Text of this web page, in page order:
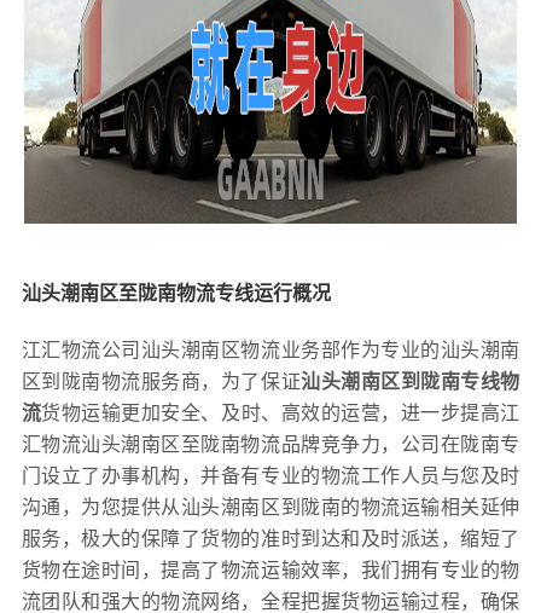
汕头潮南区至陇南物流专线运行概况
江汇物流公司汕头潮南区物流业务部作为专业的汕头潮南
区到陇南物流服务商，为了保证汕头潮南区到陇南专线物
流货物运输更加安全、及时、高效的运营，进一步提高江
汇物流汕头潮南区至陇南物流品牌竞争力，公司在陇南专
门设立了办事机构，并备有专业的物流工作人员与您及时
沟通，为您提供从汕头潮南区到陇南的物流运输相关延伸
服务，极大的保障了货物的准时到达和及时派送，缩短了
货物在途时间，提高了物流运输效率，我们拥有专业的物
流团队和强大的物流网络，全程把握货物运输过程，确保